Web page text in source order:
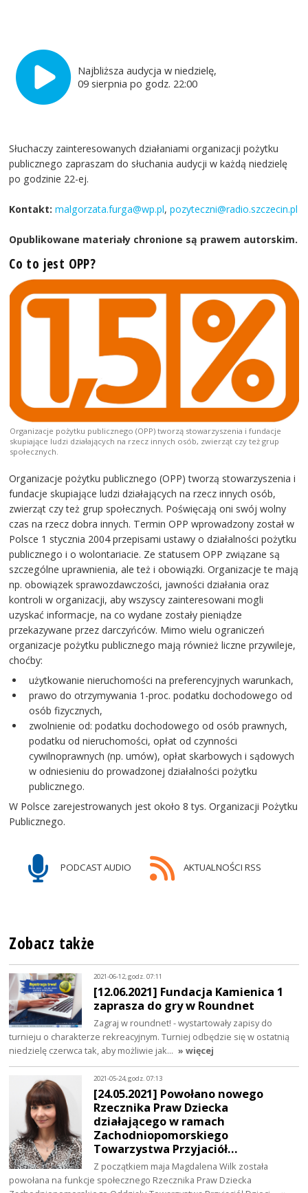
Najbliższa audycja w niedzielę,
09 sierpnia po godz. 22:00
Słuchaczy zainteresowanych działaniami organizacji pożytku
publicznego zapraszam do słuchania audycji w każdą niedzielę
po godzinie 22-ej.
Kontakt: malgorzata.furga@wp.pl,pozyteczni@radio.szczecin.pl
Opublikowane materiały chronione są prawem autorskim.
Co to jest OPP?
Organizacje pożytku publicznego (OPP) tworzą stowarzyszenia i fundacje
skupiające ludzi działających na rzecz innych osób, zwierząt czy też grup
społecznych.
Organizacje pożytku publicznego (OPP) tworzą stowarzyszenia i
fundacje skupiające ludzi działających na rzecz innych osób,
zwierząt czy też grup społecznych. Poświęcają oni swój wolny
czas na rzecz dobra innych. Termin OPP wprowadzony został w
Polsce 1 stycznia 2004 przepisami ustawy o działalności pożytku
publicznego i o wolontariacie. Ze statusem OPP związane są
szczególne uprawnienia, ale też i obowiązki. Organizacje te mają
np. obowiązek sprawozdawczości, jawności działania oraz
kontroli w organizacji, aby wszyscy zainteresowani mogli
uzyskać informacje, na co wydane zostały pieniądze
przekazywane przez darczyńców. Mimo wielu ograniczeń
organizacje pożytku publicznego mają również liczne przywileje,
choćby:
użytkowanie nieruchomości na preferencyjnych warunkach,
prawo do otrzymywania 1-proc. podatku dochodowego od
osób fizycznych,
zwolnienie od: podatku dochodowego od osób prawnych,
podatku od nieruchomości, opłat od czynności
cywilnoprawnych (np. umów), opłat skarbowych i sądowych
w odniesieniu do prowadzonej działalności pożytku
publicznego.
W Polsce zarejestrowanych jest około 8 tys. Organizacji Pożytku
Publicznego.
PODCAST AUDIO AKTUALNOŚCI RSS
Zobacz także
2021-06-12, godz. 07:11
[12.06.2021] Fundacja Kamienica 1
zaprasza do gry w Roundnet
Zagraj w roundnet! - wystartowały zapisy do
turnieju o charakterze rekreacyjnym. Turniej odbędzie się w ostatnią
niedzielę czerwca tak, aby możliwie jak… » więcej
2021-05-24, godz. 07:13
[24.05.2021] Powołano nowego
Rzecznika Praw Dziecka
działającego w ramach
Zachodniopomorskiego
Towarzystwa Przyjaciół…
Z początkiem maja Magdalena Wilk została
powołana na funkcje społecznego Rzecznika Praw Dziecka